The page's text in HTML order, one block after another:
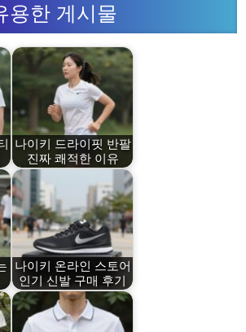
용한 게시물
나이키 드라이핏 반팔
진짜 쾌적한 이유
나이키 온라인 스토어
인기 신발 구매 후기